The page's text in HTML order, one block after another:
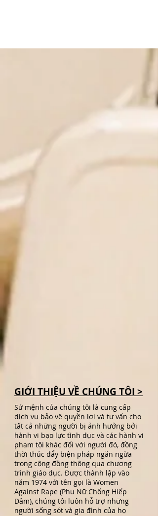
GIỚI THIỆU VỀ CHÚNG TÔI >
Sứ mệnh của chúng tôi là cung cấp
dịch vụ bảo vệ quyền lợi và tư vấn cho
tất cả những người bị ảnh hưởng bởi
hành vi bạo lực tình dục và các hành vi
phạm tội khác đối với người đó, đồng
thời thúc đẩy biện pháp ngăn ngừa
trong cộng đồng thông qua chương
trình giáo dục. Được thành lập vào
năm 1974 với tên gọi là Women
Against Rape (Phụ Nữ Chống Hiếp
Dâm), chúng tôi luôn hỗ trợ những
người sống sót và gia đình của họ